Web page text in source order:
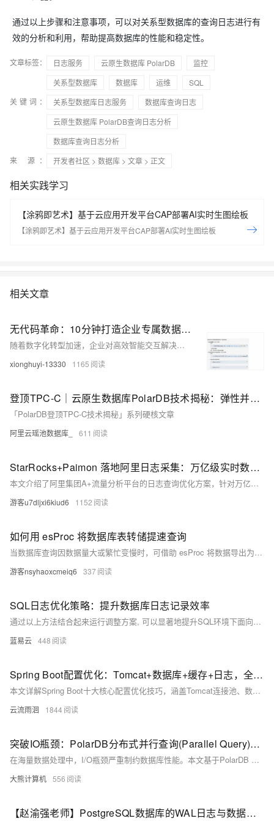
通过以上步骤和注意事项，可以对关系型数据库的查询日志进行有
效的分析和利用，帮助提高数据库的性能和稳定性。
文章标签： 日志服务 云原生数据库 PolarDB
监控
关系型数据库
数据库 运维
SQL
关键词：
关系型数据库日志服务
数据库查询日志
云原生数据库 PolarDB查询日志分析
数据库查询日志分析
来 源：
开发者社区 > 数据库 > 文章 > 正文
相关实践学习
【涂鸦即艺术】基于云应用开发平台CAP部署AI实时生图绘板
【涂鸦即艺术】基于云应用开发平台CAP部署AI实时生图绘板
相关文章
无代码革命：10分钟打造企业专属数据库查询AI机器人
随着数字化转型加速，企业对高效智能交互解决方案的需求日益增长。阿里云AppFlow推出的AI助手产品，借助创新网页集成技术，助力企业打造专业数据库查询助手。本文详细介绍通过三步流程将AI助手转化为数据库交互工具的核心优势与操作指南，包括全场景适配、智能渲染引擎及零代码配置等三大技术突破。同时提供Web集成与企业微信集成方案，帮助企业实现便捷部署与安全管理，提升内外部用户体验。
xionghuyi-13330 1165
登顶TPC-C｜云原生数据库PolarDB技术揭秘：弹性并行查询（ePQ）篇
「PolarDB登顶TPC-C技术揭秘」系列硬核文章
阿里云瑶池数据库_ 611
StarRocks+Paimon 落地阿里日志采集：万亿级实时数据秒级查询
本文介绍了阿里集团A+流量分析平台的日志查询优化方案，针对万亿级日志数据的写入与查询挑战，提出基于Flink、Paimon和StarRocks的技术架构。通过Paimon存储日志数据，结合StarRocks高效计算能力，实现秒级查询性能。具体包括分桶表设计、数据缓存优化及文件大小控制等措施，解决高并发、大数据量下的查询效率问题。最终，日志查询耗时从分钟级降至秒级，显著提升业务响应速度，并为未来更低存储成本、更高性能及更多业务场景覆盖奠定基础。
游客u7dljxi6kiud6 1152
如何用 esProc 将数据库表转储提速查询
当数据库查询因数据量大或繁忙变慢时，可借助 esProc 将数据导出为文件进行计算，大幅提升性能。以 MySQL 的 3000 万行订单数据为例，两个典型查询分别耗时 17.69s 和 63.22s。使用 esProc 转储为二进制行存文件 (btx) 或列存文件 (ctx)，结合游标过滤与并行计算，性能显著提升。例如，ctx 并行计算将原查询时间缩短至 0.566s，TopN 运算提速达 30 倍。esProc 的简洁语法和高效文件格式，特别适合历史数据的复杂分析场景。
游客nsyhaoxcmeiq6 337
SQL日志优化策略：提升数据库日志记录效率
通过以上方法结合起来运行调整方案, 可以显著地提升SQL环境下面向各种搜索引擎服务平台所需要满足标准条件下之数据库登记作业流程综合表现; 同时还能确保系统稳健运行并满越用户体验预期目标.
蓝易云 448
Spring Boot配置优化：Tomcat+数据库+缓存+日志，全场景教程
本文详解Spring Boot十大核心配置优化技巧，涵盖Tomcat连接池、数据库连接池、Jackson时区、日志管理、缓存策略、异步线程池等关键配置，结合代码示例与通俗解释，助你轻松掌握高并发场景下的性能调优方法，适用于实际项目落地。
云流雨洄 1844
突破IO瓶颈：PolarDB分布式并行查询(Parallel Query)深度调优手册
在海量数据处理中，I/O瓶颈严重制约数据库性能。本文基于PolarDB MySQL 8.0.32版本，深入解析分布式并行查询技术如何提升CPU利用率至86.7%、IO吞吐达8.5GB/s，并结合20+实战案例，系统讲解并行架构、执行计划优化、资源调优与故障排查方法，助力实现高性能数据分析。
大熊计算机 556
【赵渝强老师】PostgreSQL数据库的WAL日志与数据写入的过程